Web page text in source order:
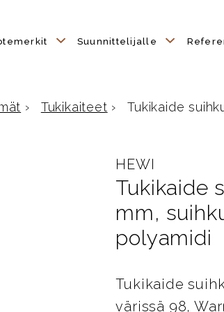
Suunnittelijalle
› Tukikaiteet › Tukikaide
HEWI
Tukikaide
mm,
polyamidi
Tukikaide
värissä 98,